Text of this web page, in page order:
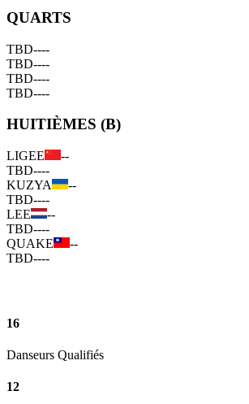
QUARTS
TBD----
TBD----
TBD----
TBD----
HUITIÈMES (B)
LIGEE
--
TBD----
KUZYA
--
TBD----
LEE
--
TBD----
QUAKE
--
TBD----
16
Danseurs Qualifiés
12